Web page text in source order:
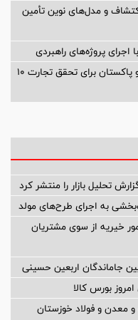
و مدل‌های نوین تأمین
پروژه‌های راهبردی
امضای یادداشت تفاهم همکاری ایران و پاکستان برای تحقق تجارت ۱۰
تحلیل بازار را منتشر کرد
به اجرای طرح‌های مولد
ریال به امور خیریه از سوی مشتریان
جاماندگان اربعین حسینی
معدن و فولاد خوزستان